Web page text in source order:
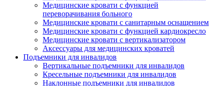
Медицинские кровати с функцией
переворачивания больного
Медицинские кровати с санитарным оснащением
Медицинские кровати с функцией кардиокресло
Медицинские кровати с вертикализатором
Аксессуары для медицинских кроватей
Подъемники для инвалидов
Вертикальные подъемники для инвалидов
Кресельные подъемники для инвалидов
Наклонные подъемники для инвалидов